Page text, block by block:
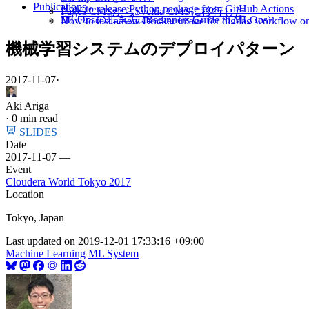
Pages CMSからSveltia CMSに移行した
Principal と器用貧乏のあいだ
「ちょっとしたことでうまくいく 発達障害の人が
2025年を振り返って
2024年を振り返って
2023年を振り返って
楽天モバイルを利用してiPhoneを海外で機種変す
また一つ年を取った
Timeline for Canadian PR
iOSでの休暇中の仕事の通知管理
2022年を振り返って
Wowchemyをv5.5.0からv5.7.0に上げた
How to release Python package from GitHub Actions
How to test a new Docker image for digdag workflow
Ruby for Data Science and Machine Learning
A recent update of tabula-py
sparkavro: Manupilate Apache Avro file with sparklyr
Visualize your massive data with Impala and Redash
Text-to-speech based on deep learning for Web site
Publications
MLOpsの歩き方 (Beginners Guide to MLOps)
機械学習システムのデプロイパターン
2017-11-07·
Aki Ariga
· 0 min read
SLIDES
Date
2017-11-07 —
Event
Cloudera World Tokyo 2017
Location
Tokyo, Japan
Last updated on 2019-12-01 17:33:16 +09:00
Machine Learning ML System